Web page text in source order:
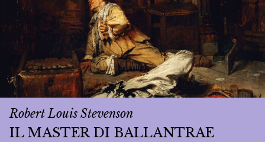
Robert Louis Stevenson
IL MASTER DI BALLANTRAE